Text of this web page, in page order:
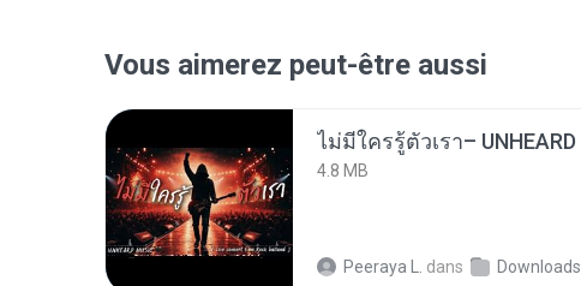
Vous aimerez peut-être aussi
4.8 MB
Peeraya L. dans Downloads